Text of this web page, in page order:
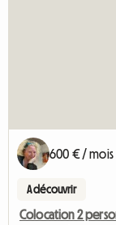
600 € / mois
A découvrir
Colocation 2